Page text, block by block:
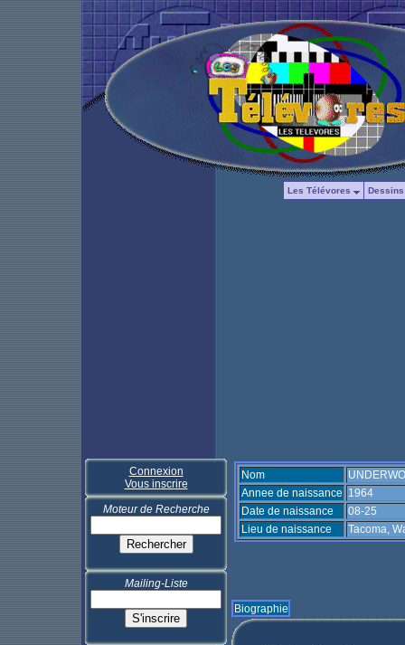
Les Télévores
Connexion
Vous inscrire
Moteur de Recherche
Mailing-Liste
Nom
Annee de naissance 1964
Date de naissance
08-25
Lieu de naissance
Tacoma,
Biographie